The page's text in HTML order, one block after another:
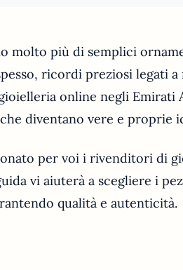
molto più di semplici
ricordi preziosi legati
online negli Emirati
diventano vere e proprie
per voi i rivenditori di
vi aiuterà a scegliere i
qualità e autenticità.